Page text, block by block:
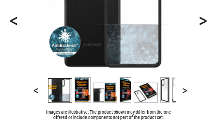
< >
< >
Images are illustrative. The product shown may differ from the one
offered or include components not part of the product set.